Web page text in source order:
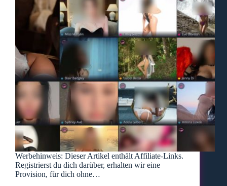
Werbehinweis: Dieser Artikel enthält Affiliate-Links.
Registrierst du dich darüber, erhalten wir eine
Provision, für dich ohne…